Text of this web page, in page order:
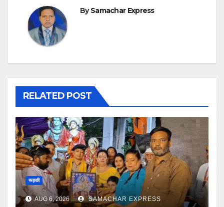
BySamachar Express
RELATED POST
रूड़की
AUG 6, 2026 SAMACHAR EXPRESS